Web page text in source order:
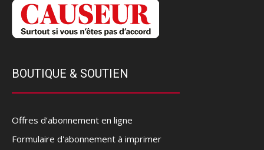
BOUTIQUE & SOUTIEN
Offres d’abonnement en ligne
Formulaire d'abonnement à imprimer